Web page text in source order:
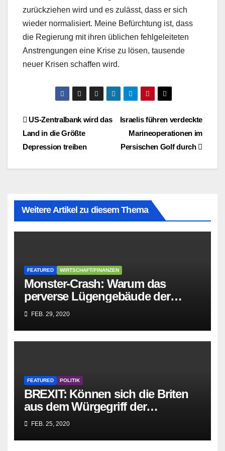
zurückziehen wird und es zulässt, dass er sich
wieder normalisiert. Meine Befürchtung ist, dass
die Regierung mit ihren üblichen fehlgeleiteten
Anstrengungen eine Krise zu lösen, tausende
neuer Krisen schaffen wird.
BeitragsnavigationIsraelis führen verdeckte
Marineoperationen im
Persischen Golf durch
US-Zentralbank wird das
Land in die Größte
Depression treiben
Weitere Artikel zu diesem Thema
FEATURED WIRTSCHAFT/FINANZEN
Monster-Crash: Warum das
perverse Lügengebäude der
Sozialisten in sich
zusammenbricht!
FEB. 29, 2020
FEATURED POLITIK
BREXIT: Können sich die Briten
aus dem Würgegriff der
parasitären EU-Mafia befreien?
FEB. 25, 2020